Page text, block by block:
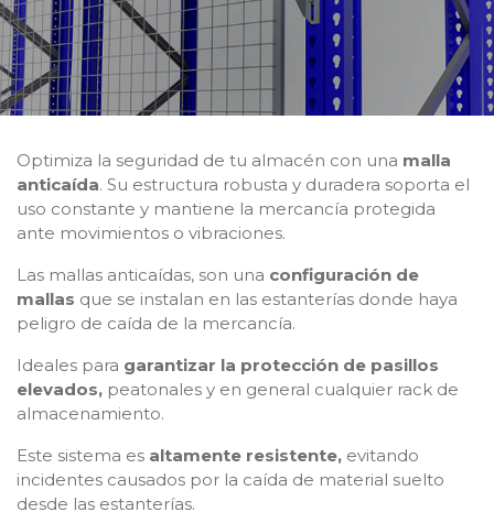
Optimiza la seguridad de tu almacén con una malla
anticaída. Su estructura robusta y duradera soporta el
uso constante y mantiene la mercancía protegida
ante movimientos o vibraciones.
Las mallas anticaídas, son una configuración de
mallas que se instalan en las estanterías donde haya
peligro de caída de la mercancía.
Ideales para garantizar la protección de pasillos
elevados, peatonales y en general cualquier rack de
almacenamiento.
Este sistema es altamente resistente, evitando
incidentes causados por la caída de material suelto
desde las estanterías.